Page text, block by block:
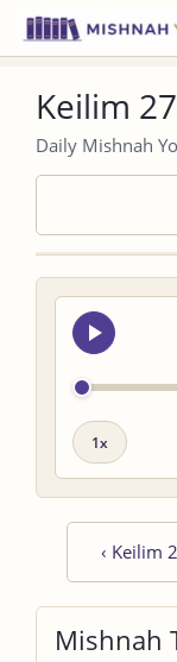
Keilim
Daily Mishnah
Seek
audio
Playback
‹ Keilim
Mishnah